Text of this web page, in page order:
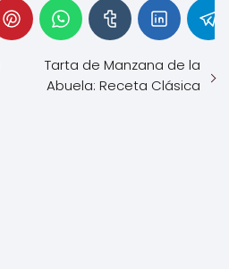
Tarta de Manzana de la
Abuela: Receta Clásica